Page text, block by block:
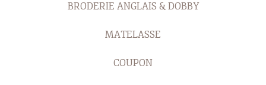
BRODERIE ANGLAIS & DOBBY
MATELASSE
COUPON